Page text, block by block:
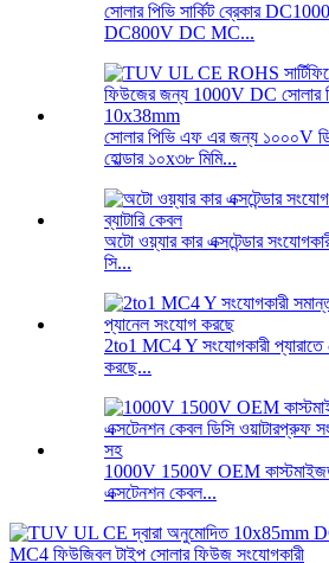
সোলার পিভি সার্কিট ব্রেকার
DC800V DC MC...
সোলার পিভি এফ এর জন্য ১০০০V
হোল্ডার ১০x৩৮ মিমি...
অটো ওয়্যার কার এক্সটেন্ডার
সি...
2to1 MC4 Y সংযোগকারী প্যারাতে
করছে...
1000V 1500V OEM
এক্সটেনশন কেবল...